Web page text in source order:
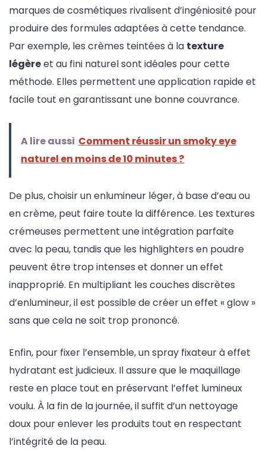
marques de cosmétiques rivalisent d’ingéniosité pour
produire des formules adaptées à cette tendance.
Par exemple, les crèmes teintées à la texture
légèreet au fini naturel sont idéales pour cette
méthode. Elles permettent une application rapide et
facile tout en garantissant une bonne couvrance.
A lire aussi Comment réussir un smoky eye
naturel en moins de 10 minutes ?
De plus, choisir un enlumineur léger, à base d’eau ou
en crème, peut faire toute la différence. Les textures
crémeuses permettent une intégration parfaite
avec la peau, tandis que les highlighters en poudre
peuvent être trop intenses et donner un effet
inapproprié. En multipliant les couches discrètes
d’enlumineur, il est possible de créer un effet « glow »
sans que cela ne soit trop prononcé.
Enfin, pour fixer l’ensemble, un spray fixateur à effet
hydratant est judicieux. Il assure que le maquillage
reste en place tout en préservant l’effet lumineux
voulu. À la fin de la journée, il suffit d’un nettoyage
doux pour enlever les produits tout en respectant
l’intégrité de la peau.